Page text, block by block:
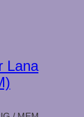
Lana